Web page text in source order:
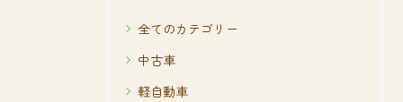
全てのカテゴリー
中古車
軽自動車